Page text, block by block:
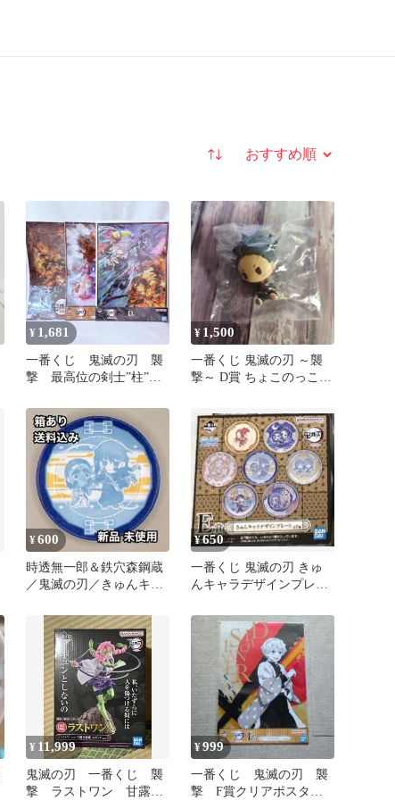
並び替え
¥ 1,681
一番くじ 鬼滅の刃 襲
撃 最高位の剣士”柱”
ックアートシート
¥ 1,500
一番くじ 鬼滅の刃 ～襲
撃～ D賞 ちょこのっこフ
¥600
時透無一郎＆鉄穴森鋼蔵
／鬼滅の刃／きゅんキャ
¥650
一番くじ 鬼滅の刃 きゅ
んキャラデザインプレー
子
¥ 11,999
鬼滅の刃 一番くじ 襲
撃 ラストワン 甘露寺
¥999
一番くじ 鬼滅の刃 襲
撃 F賞クリアポスタ